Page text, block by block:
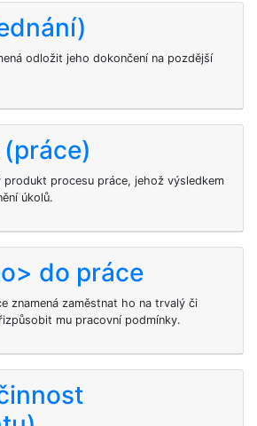
odložit jeho dokončení na pozdější
produkt procesu práce, jehož výsledkem
úkolů.
do práce
znamená zaměstnat ho na trvalý či
mu pracovní podmínky.